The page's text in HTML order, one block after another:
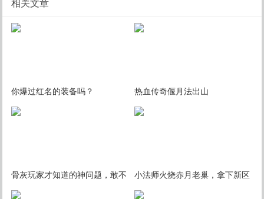
相关文章
你爆过红名的装备吗？ 热血传奇偃月法出山
骨灰玩家才知道的神问题，敢不
敢来检验一下？
小法师火烧赤月老巢，拿下新区
第一把+2嗜魂法杖！